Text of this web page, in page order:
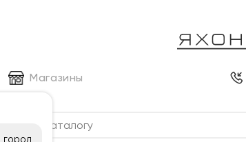
город
Магазины